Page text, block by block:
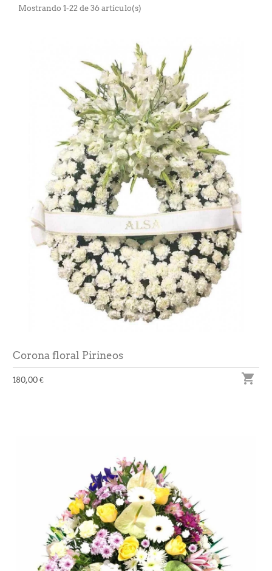
Mostrando 1-22 de 36 artículo(s)
Corona floral Pirineos
180,00 € 